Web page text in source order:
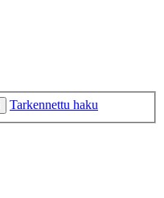
Tarkennettu haku